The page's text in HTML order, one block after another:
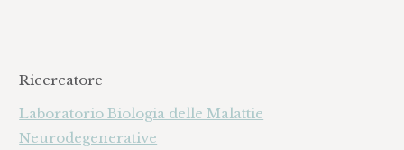
Ricercatore
Laboratorio Biologia delle Malattie
Neurodegenerative